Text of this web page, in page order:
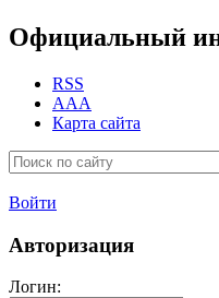
Официальный
RSS
AAA
Карта сайта
Войти
Авторизация
Логин: